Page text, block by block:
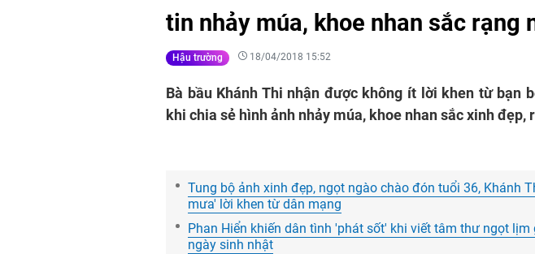
tin nhảy múa, khoe nhan sắc rạng
Hậu trường 18/04/2018 15:52
Bà bầu Khánh Thi nhận được không ít lời khen từ bạn
khi chia sẻ hình ảnh nhảy múa, khoe nhan sắc xinh đẹp,
Tung bộ ảnh xinh đẹp, ngọt ngào chào đón tuổi 36, Khánh
mưa' lời khen từ dân mạng
Phan Hiển khiến dân tình 'phát sốt' khi viết tâm thư ngọt
ngày sinh nhật